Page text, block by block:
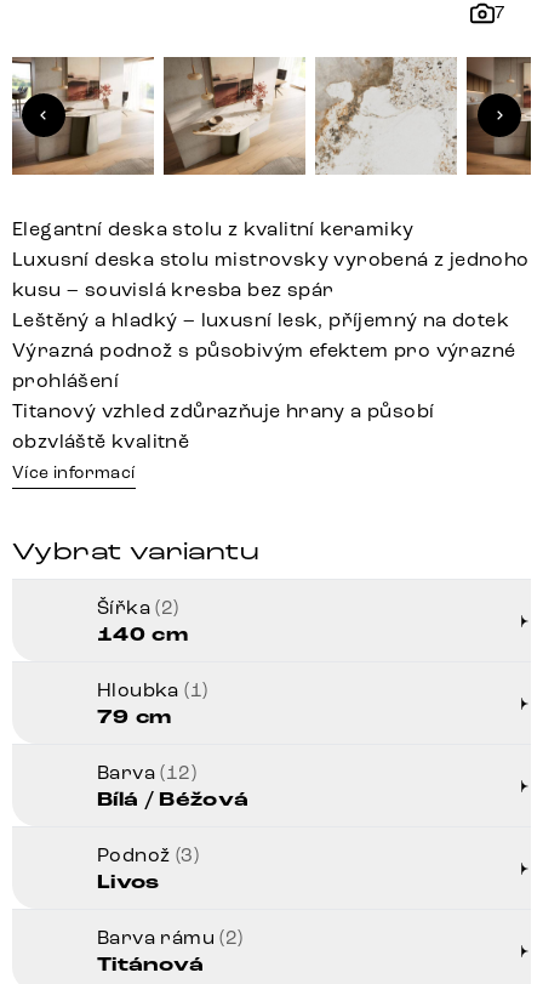
7
Elegantní deska stolu z kvalitní keramiky
Luxusní deska stolu mistrovsky vyrobená z jednoho
kusu – souvislá kresba bez spár
Leštěný a hladký – luxusní lesk, příjemný na dotek
Výrazná podnož s působivým efektem pro výrazné
prohlášení
Titanový vzhled zdůrazňuje hrany a působí
obzvláště kvalitně
Více informací
Vybrat variantu
Šířka(2)
140 cm
Hloubka(1)
79 cm
Barva(12)
Bílá / Béžová
Podnož (3)
Livos
Barva rámu(2)
Titánová